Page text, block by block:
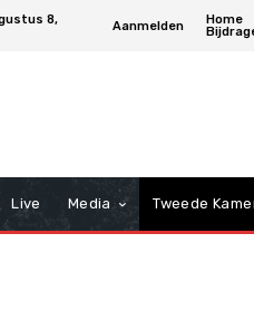
8,
Aanmelden Home
Live Media Tweede